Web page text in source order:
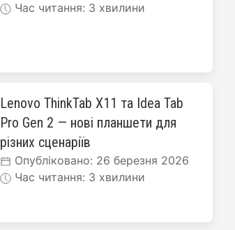
Час читання: 3 хвилини
Lenovo ThinkTab X11 та Idea Tab
Pro Gen 2 — нові планшети для
різних сценаріїв
Опубліковано: 26 березня 2026
Час читання: 3 хвилини